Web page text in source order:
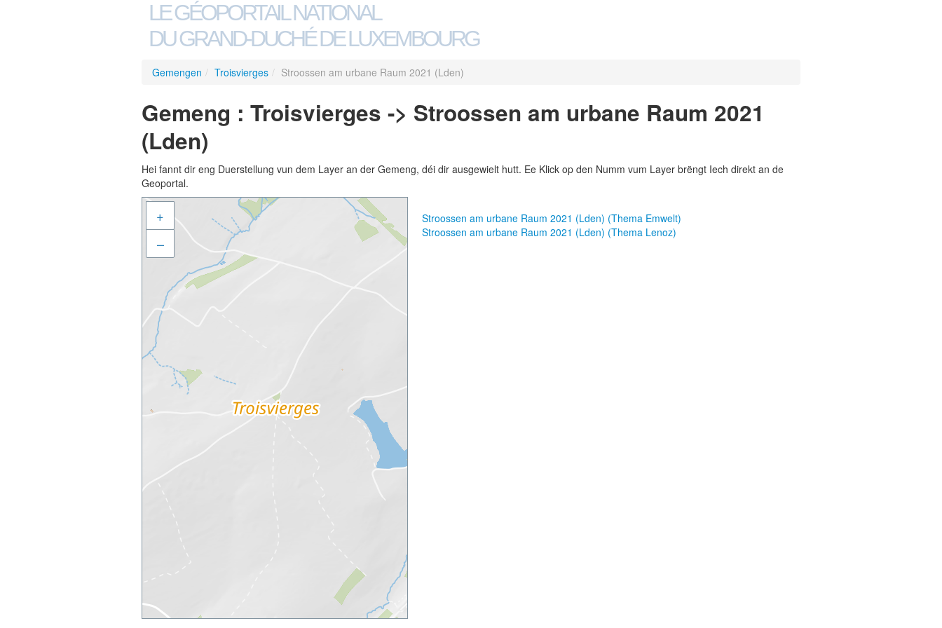
LE GÉOPORTAIL NATIONAL
DU GRAND-DUCHÉ DE LUXEMBOURG
Gemengen / Troisvierges / Stroossen am urbane Raum 2021 (Lden)
Gemeng : Troisvierges -> Stroossen am urbane Raum 2021
(Lden)
Hei fannt dir eng Duerstellung vun dem Layer an der Gemeng, déi dir ausgewielt hutt. Ee Klick op den Numm vum Layer brëngt Iech direkt an de
Geoportal.
+
–
Stroossen am urbane Raum 2021 (Lden) (Thema Emwelt)
Stroossen am urbane Raum 2021 (Lden) (Thema Lenoz)